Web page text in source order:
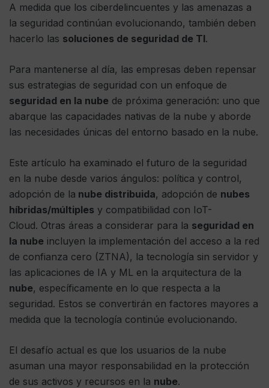
A medida que los ciberdelincuentes y las amenazas a
la seguridad continúan evolucionando, también deben
hacerlo las soluciones de seguridad de TI.
Para mantenerse al día, las empresas deben repensar
sus estrategias de seguridad con un enfoque de
seguridad en la nube de próxima generación: uno que
abarque las capacidades nativas de la nube y aborde
las necesidades únicas del entorno basado en la nube.
Este artículo ha examinado el futuro de la seguridad
en la nube desde varios ángulos: política y control,
adopción de la nube distribuida, adopción de nubes
híbridas/múltiples y compatibilidad con IoT-
Cloud. Otras áreas a considerar para la seguridad en
la nube incluyen la implementación del acceso a la red
de confianza cero (ZTNA), la tecnología sin servidor y
las aplicaciones de IA y ML en la arquitectura de la
nube, específicamente en lo que respecta a la
seguridad. Estos se convertirán en factores mayores a
medida que la tecnología continúe evolucionando.
El desafío actual es que los usuarios de la nube
asuman una mayor responsabilidad en la protección
de sus activos y recursos en la nube.